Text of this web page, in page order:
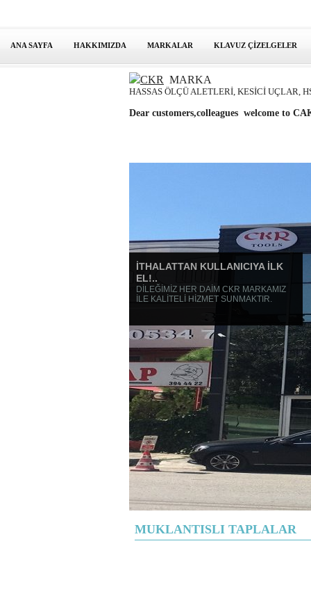
ANA SAYFA HAKKIMIZDA MARKALAR KLAVUZ ÇİZELGELER
CKR MARKA
HASSAS ÖLÇÜ ALETLERİ, KESİCİ UÇLAR,
Dear customers,colleagues welcome to
İTHALATTAN KULLANICIYA İLK
EL!..
DİLEĞİMİZ HER DAİM CKR MARKAMIZ
İLE KALİTELİ HİZMET SUNMAKTIR.
MUKLANTISLI TAPLALAR